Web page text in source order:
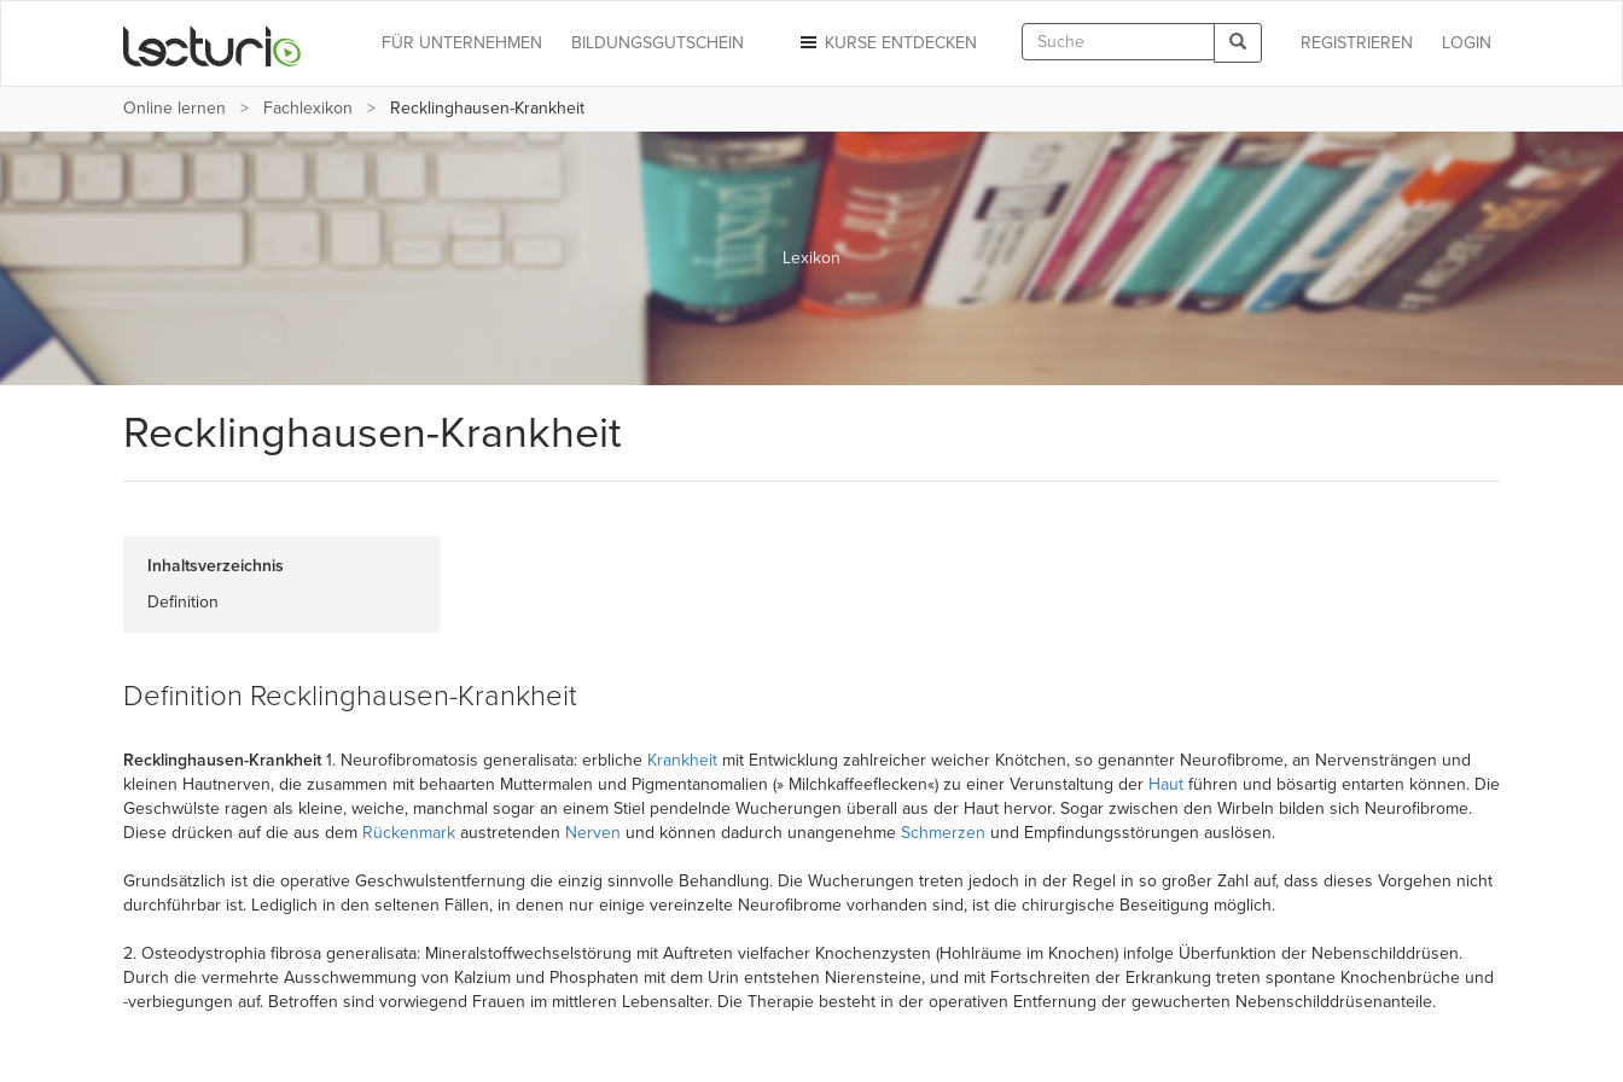
LOGIN
REGISTRIEREN
KURSE ENTDECKEN
FÜR UNTERNEHMEN BILDUNGSGUTSCHEIN
Online lernen Fachlexikon Recklinghausen-Krankheit
Lexikon
Recklinghausen-Krankheit
Inhaltsverzeichnis
Definition
Definition Recklinghausen-Krankheit
Recklinghausen-Krankheit1. Neurofibromatosis generalisata: erbliche Krankheit mit Entwicklung zahlreicher weicher Knötchen, so genannter Neurofibrome, an Nervensträngen und
kleinen Hautnerven, die zusammen mit behaarten Muttermalen und Pigmentanomalien (» Milchkaffeeflecken«) zu einer Verunstaltung der Haut führen und bösartig entarten können. Die
Geschwülste ragen als kleine, weiche, manchmal sogar an einem Stiel pendelnde Wucherungen überall aus der Haut hervor. Sogar zwischen den Wirbeln bilden sich Neurofibrome.
Diese drücken auf die aus dem Rückenmark austretenden Nerven und können dadurch unangenehme Schmerzen und Empfindungsstörungen auslösen.
Grundsätzlich ist die operative Geschwulstentfernung die einzig sinnvolle Behandlung. Die Wucherungen treten jedoch in der Regel in so großer Zahl auf, dass dieses Vorgehen nicht
durchführbar ist. Lediglich in den seltenen Fällen, in denen nur einige vereinzelte Neurofibrome vorhanden sind, ist die chirurgische Beseitigung möglich.
2. Osteodystrophia fibrosa generalisata: Mineralstoffwechselstörung mit Auftreten vielfacher Knochenzysten (Hohlräume im Knochen) infolge Überfunktion der Nebenschilddrüsen.
Durch die vermehrte Ausschwemmung von Kalzium und Phosphaten mit dem Urin entstehen Nierensteine, und mit Fortschreiten der Erkrankung treten spontane Knochenbrüche und
-verbiegungen auf. Betroffen sind vorwiegend Frauen im mittleren Lebensalter. Die Therapie besteht in der operativen Entfernung der gewucherten Nebenschilddrüsenanteile.